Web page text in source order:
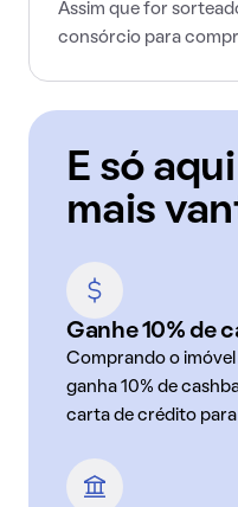
Assim que for
consórcio para
E só
mais
Ganhe 10% de
Comprando o
ganha 10% de
carta de crédito